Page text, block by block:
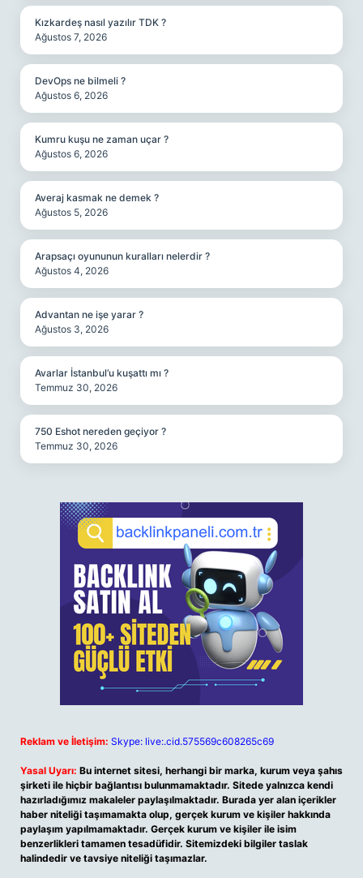
Kızkardeş nasıl yazılır TDK ?
Ağustos 7, 2026
DevOps ne bilmeli ?
Ağustos 6, 2026
Kumru kuşu ne zaman uçar ?
Ağustos 6, 2026
Averaj kasmak ne demek ?
Ağustos 5, 2026
Arapsaçı oyununun kuralları nelerdir ?
Ağustos 4, 2026
Advantan ne işe yarar ?
Ağustos 3, 2026
Avarlar İstanbul’u kuşattı mı ?
Temmuz 30, 2026
750 Eshot nereden geçiyor ?
Temmuz 30, 2026
Reklam ve İletişim: Skype: live:.cid.575569c608265c69
Yasal Uyarı: Bu internet sitesi, herhangi bir marka, kurum veya şahıs
şirketi ile hiçbir bağlantısı bulunmamaktadır. Sitede yalnızca kendi
hazırladığımız makaleler paylaşılmaktadır. Burada yer alan içerikler
haber niteliği taşımamakta olup, gerçek kurum ve kişiler hakkında
paylaşım yapılmamaktadır. Gerçek kurum ve kişiler ile isim
benzerlikleri tamamen tesadüfidir. Sitemizdeki bilgiler taslak
halindedir ve tavsiye niteliği taşımazlar.